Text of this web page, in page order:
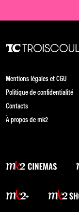
Mentions légales et CGU
Politique de confidentialité
Contacts
À propos de mk2